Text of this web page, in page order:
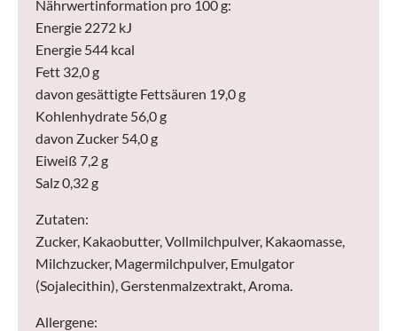
Nährwertinformation pro 100 g:
Energie 2272 kJ
Energie 544 kcal
Fett 32,0 g
davon gesättigte Fettsäuren 19,0 g
Kohlenhydrate 56,0 g
davon Zucker 54,0 g
Eiweiß 7,2 g
Salz 0,32 g
Zutaten:
Zucker, Kakaobutter, Vollmilchpulver, Kakaomasse,
Milchzucker, Magermilchpulver, Emulgator
(Sojalecithin), Gerstenmalzextrakt, Aroma.
Allergene: